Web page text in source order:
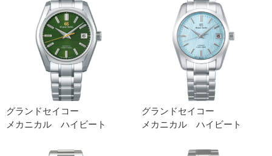
グランドセイコー
メカニカル ハイビート
グランドセイコー
メカニカル ハイビート